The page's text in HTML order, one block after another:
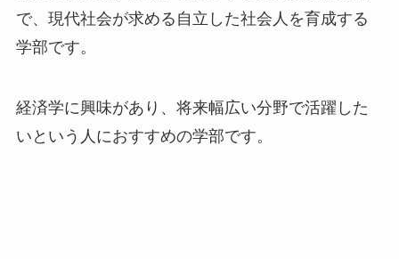
で、現代社会が求める自立した社会人を育成する
学部です。
経済学に興味があり、将来幅広い分野で活躍した
いという人におすすめの学部です。